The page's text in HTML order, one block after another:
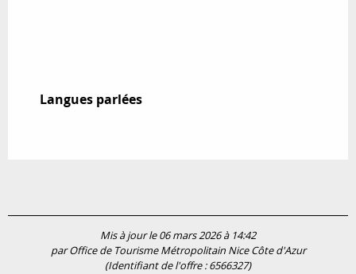
Langues parlées
Langues parlées
Mis à jour le 06 mars 2026 à 14:42
par Office de Tourisme Métropolitain Nice Côte d'Azur
(Identifiant de l'offre :6566327)